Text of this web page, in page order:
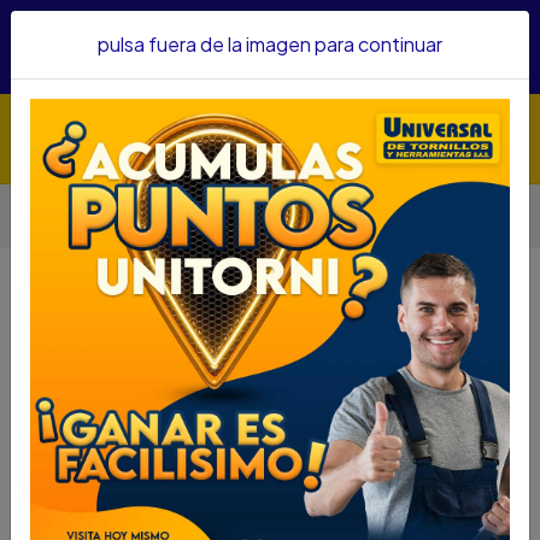
confianza&nbsp;Recibe un KIT PARRILLERO por compras
Inicio Abrasivos
Fresas
FRESA DREMELL PARA GRABAR 0.8MM 2615.010.5AE-000
FRESA DREMELL PARA GRABAR
0.8MM 2615.010.5AE-000
FRESA DREMELL PARA GRABAR 0.8MM
2615.010.5AE-000
SKU.....75150085
DESCRIPCIÓN.....
pulsa fuera de la imagen para continuar